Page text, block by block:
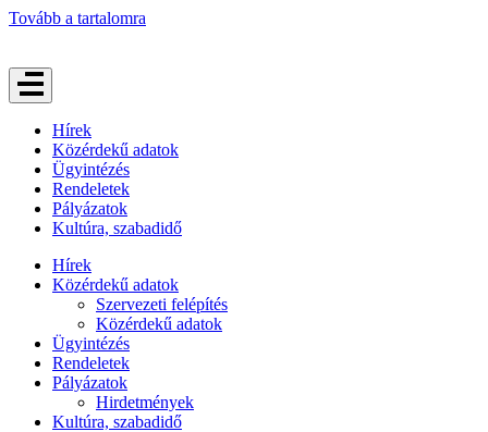
Tovább a tartalomra
Hírek
Közérdekű adatok
Ügyintézés
Rendeletek
Pályázatok
Kultúra, szabadidő
Hírek
Közérdekű adatok
Szervezeti felépítés
Közérdekű adatok
Ügyintézés
Rendeletek
Pályázatok
Hirdetmények
Kultúra, szabadidő